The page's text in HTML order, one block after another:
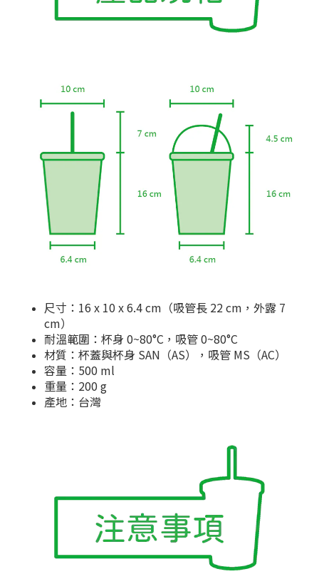
尺寸：16 x 10 x 6.4 cm（吸管長 22 cm，外露 7
cm）
耐溫範圍：杯身 0~80°C，吸管 0~80°C
材質：杯蓋與杯身 SAN（AS），吸管 MS（AC）
容量：500 ml
重量：200 g
產地：台灣